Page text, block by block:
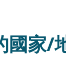
國家/